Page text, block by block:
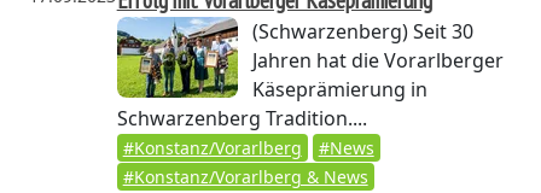
(Schwarzenberg)Seit 30
Jahren hat die Vorarlberger
Käseprämierung in
Schwarzenberg Tradition....
#Konstanz/Vorarlberg
#News
#Konstanz/Vorarlberg & News